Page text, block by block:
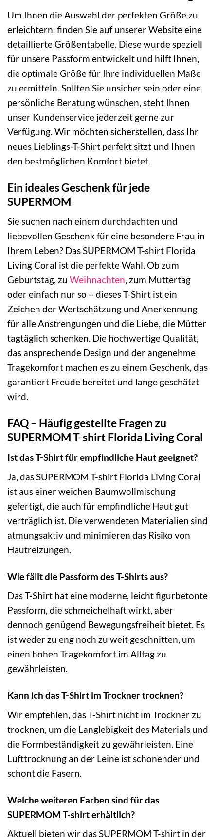
Um Ihnen die Auswahl der perfekten Größe zu
erleichtern, finden Sie auf unserer Website eine
detaillierte Größentabelle. Diese wurde speziell
für unsere Passform entwickelt und hilft Ihnen,
die optimale Größe für Ihre individuellen Maße
zu ermitteln. Sollten Sie unsicher sein oder eine
persönliche Beratung wünschen, steht Ihnen
unser Kundenservice jederzeit gerne zur
Verfügung. Wir möchten sicherstellen, dass Ihr
neues Lieblings-T-Shirt perfekt sitzt und Ihnen
den bestmöglichen Komfort bietet.
Ein ideales Geschenk für jede
SUPERMOM
Sie suchen nach einem durchdachten und
liebevollen Geschenk für eine besondere Frau in
Ihrem Leben? Das SUPERMOM T-shirt Florida
Living Coral ist die perfekte Wahl. Ob zum
Geburtstag, zu Weihnachten, zum Muttertag
oder einfach nur so – dieses T-Shirt ist ein
Zeichen der Wertschätzung und Anerkennung
für alle Anstrengungen und die Liebe, die Mütter
tagtäglich schenken. Die hochwertige Qualität,
das ansprechende Design und der angenehme
Tragekomfort machen es zu einem Geschenk, das
garantiert Freude bereitet und lange geschätzt
wird.
FAQ – Häufig gestellte Fragen zu
SUPERMOM T-shirt Florida Living Coral
Ist das T-Shirt für empfindliche Haut geeignet?
Ja, das SUPERMOM T-shirt Florida Living Coral
ist aus einer weichen Baumwollmischung
gefertigt, die auch für empfindliche Haut gut
verträglich ist. Die verwendeten Materialien sind
atmungsaktiv und minimieren das Risiko von
Hautreizungen.
Wie fällt die Passform des T-Shirts aus?
Das T-Shirt hat eine moderne, leicht figurbetonte
Passform, die schmeichelhaft wirkt, aber
dennoch genügend Bewegungsfreiheit bietet. Es
ist weder zu eng noch zu weit geschnitten, um
einen hohen Tragekomfort im Alltag zu
gewährleisten.
Kann ich das T-Shirt im Trockner trocknen?
Wir empfehlen, das T-Shirt nicht im Trockner zu
trocknen, um die Langlebigkeit des Materials und
die Formbeständigkeit zu gewährleisten. Eine
Lufttrocknung an der Leine ist schonender und
schont die Fasern.
Welche weiteren Farben sind für das
SUPERMOM T-shirt erhältlich?
Aktuell bieten wir das SUPERMOM T-shirt in der